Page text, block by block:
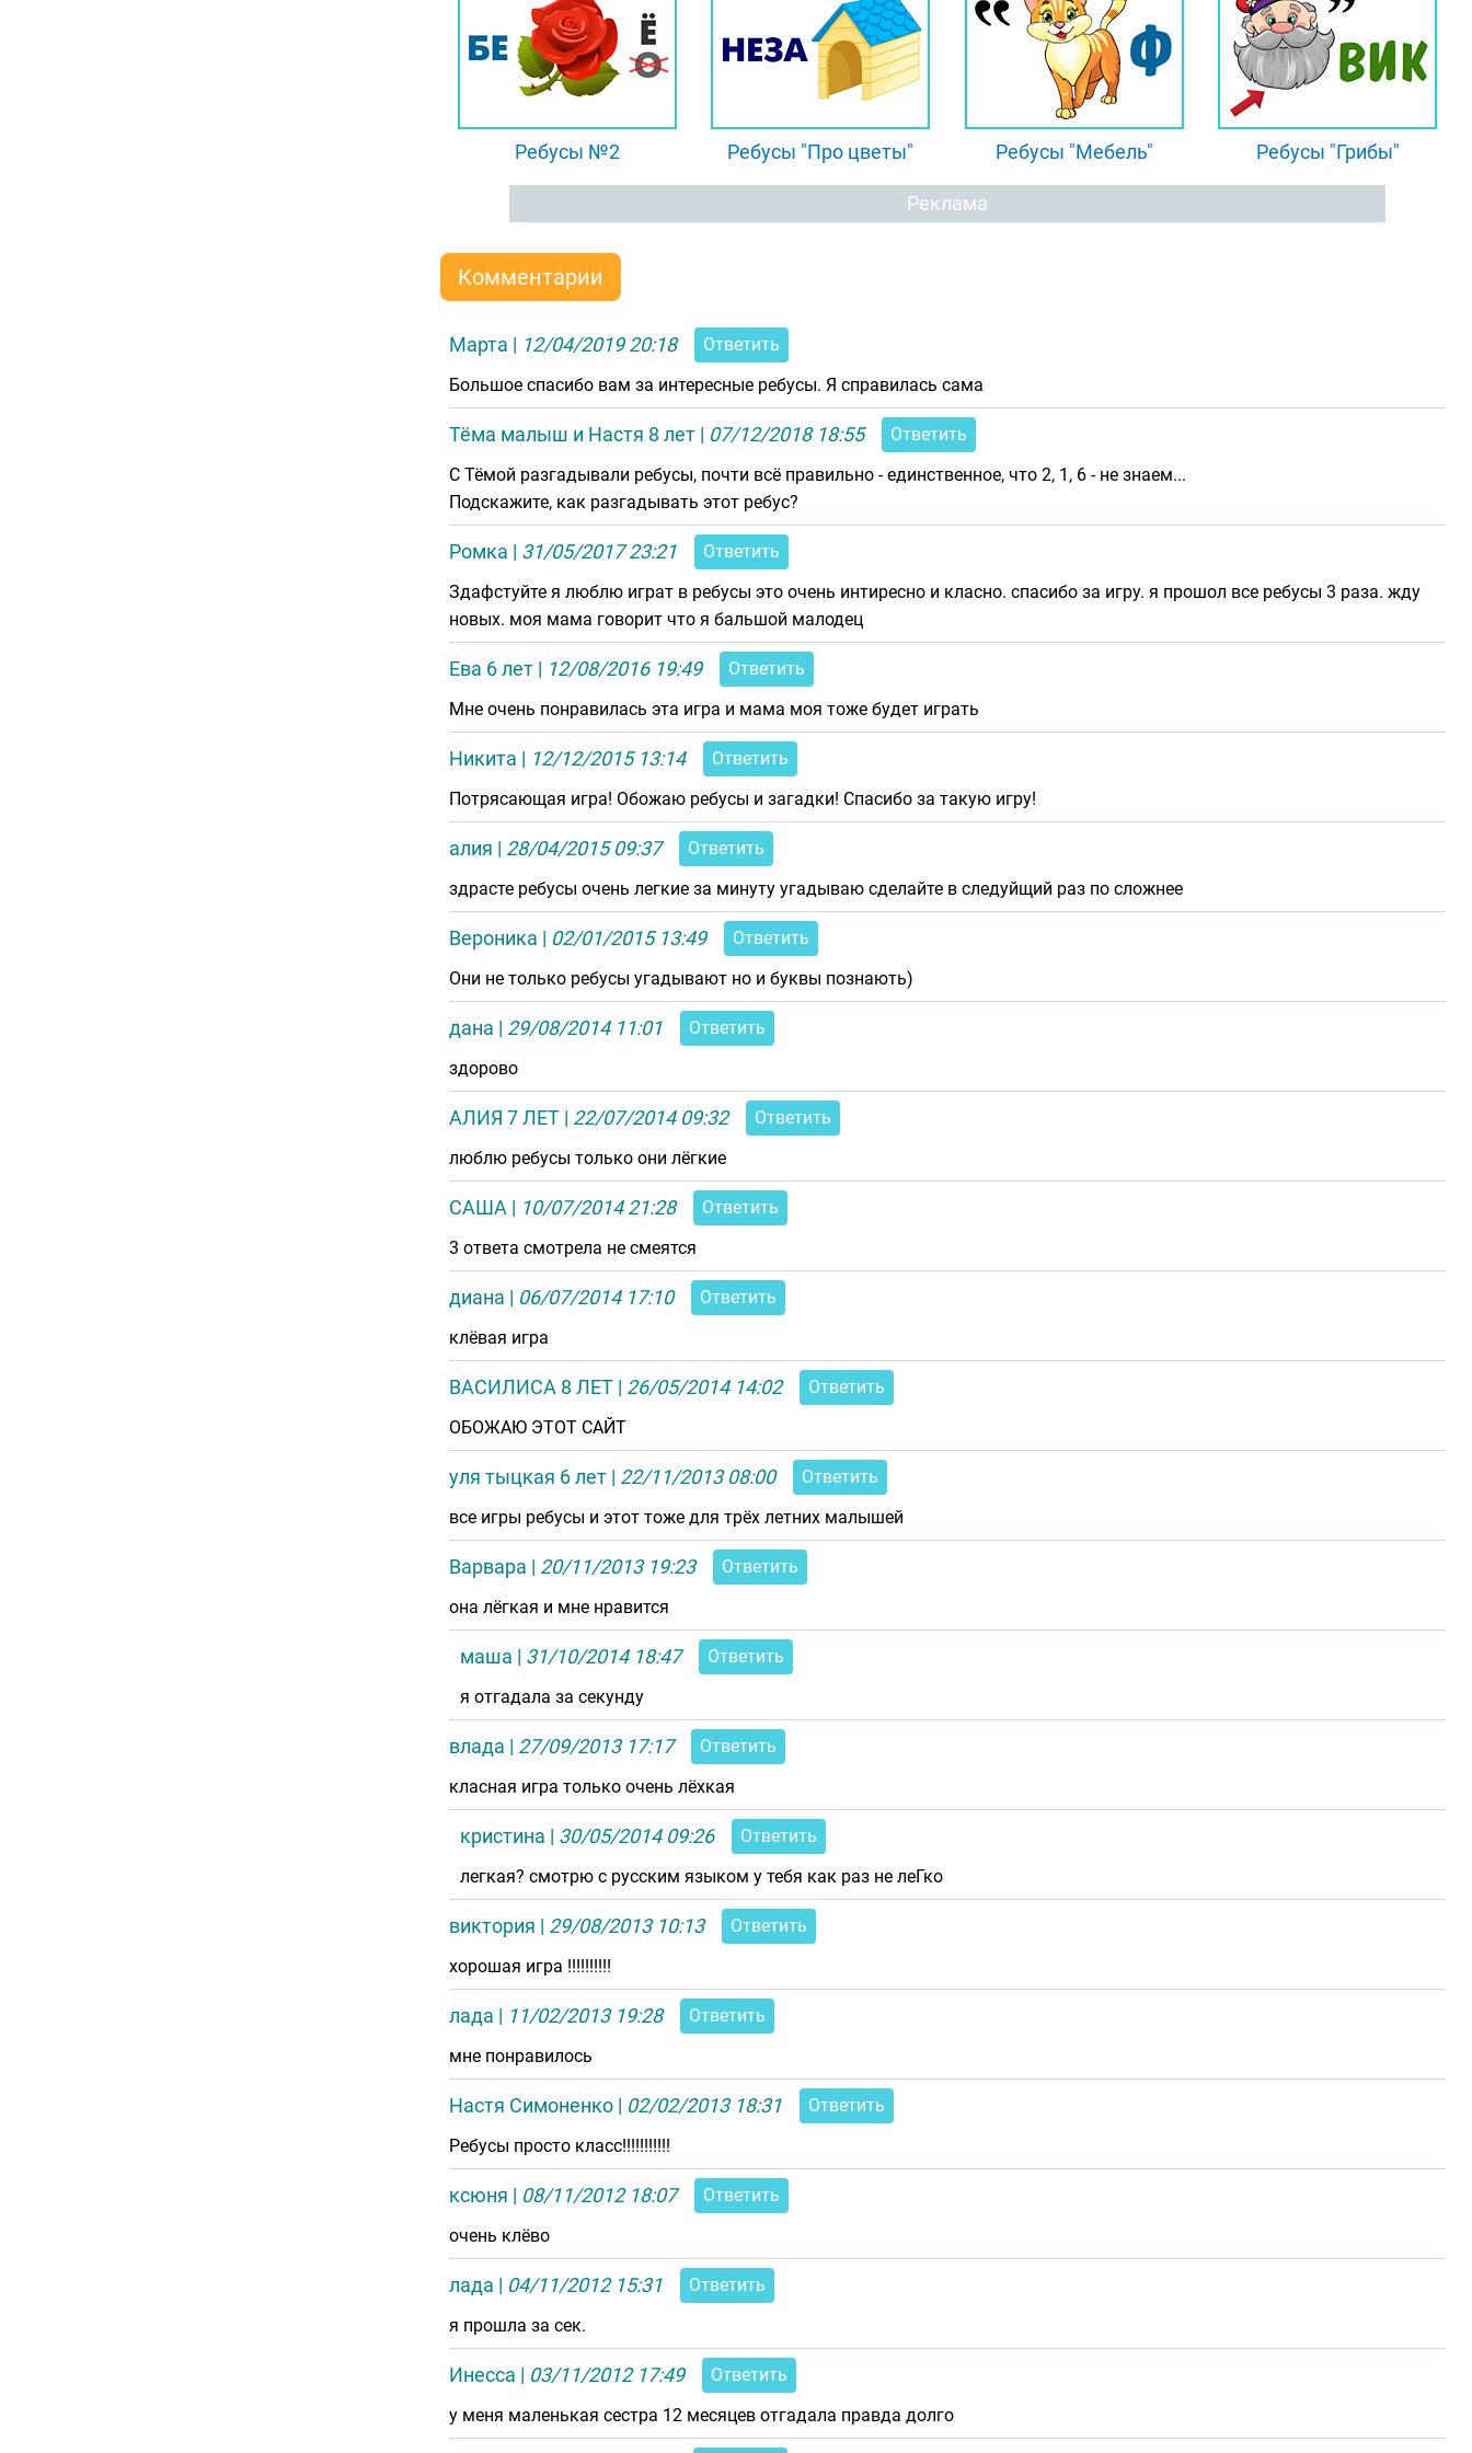
Ребусы №2 Ребусы "Про цветы" Ребусы "Мебель" Ребусы "Грибы"
Реклама
Комментарии
Марта | 12/04/2019 20:18
Ответить
Большое спасибо вам за интересные ребусы. Я справилась сама
Тёма малыш и Настя 8 лет | 07/12/2018 18:55
Ответить
С Тёмой разгадывали ребусы, почти всё правильно - единственное, что 2, 1, 6 - не знаем...
Подскажите, как разгадывать этот ребус?
Ромка | 31/05/2017 23:21
Ответить
Здафстуйте я люблю играт в ребусы это очень интиресно и класно. спасибо за игру. я прошол все ребусы 3 раза. жду
новых. моя мама говорит что я бальшой малодец
Ева 6 лет | 12/08/2016 19:49
Ответить
Мне очень понравилась эта игра и мама моя тоже будет играть
Никита | 12/12/2015 13:14
Ответить
Потрясающая игра! Обожаю ребусы и загадки! Спасибо за такую игру!
алия | 28/04/2015 09:37
Ответить
здрасте ребусы очень легкие за минуту угадываю сделайте в следуйщий раз по сложнее
Вероника | 02/01/2015 13:49
Ответить
Они не только ребусы угадывают но и буквы познають)
дана | 29/08/2014 11:01
Ответить
здорово
АЛИЯ 7 ЛЕТ | 22/07/2014 09:32
Ответить
люблю ребусы только они лёгкие
САША | 10/07/2014 21:28
Ответить
3 ответа смотрела не смеятся
диана | 06/07/2014 17:10
Ответить
клёвая игра
ВАСИЛИСА 8 ЛЕТ | 26/05/2014 14:02
Ответить
ОБОЖАЮ ЭТОТ САЙТ
уля тыцкая 6 лет | 22/11/2013 08:00
Ответить
все игры ребусы и этот тоже для трёх летних малышей
Варвара | 20/11/2013 19:23
Ответить
она лёгкая и мне нравится
маша | 31/10/2014 18:47
Ответить
я отгадала за секунду
влада | 27/09/2013 17:17
Ответить
класная игра только очень лёхкая
кристина | 30/05/2014 09:26
Ответить
легкая? смотрю с русским языком у тебя как раз не леГко
виктория | 29/08/2013 10:13
Ответить
хорошая игра !!!!!!!!!!
лада | 11/02/2013 19:28
Ответить
мне понравилось
Настя Симоненко | 02/02/2013 18:31
Ответить
Ребусы просто класс!!!!!!!!!!!
ксюня | 08/11/2012 18:07
Ответить
очень клёво
лада | 04/11/2012 15:31
Ответить
я прошла за сек.
Инесса | 03/11/2012 17:49
Ответить
у меня маленькая сестра 12 месяцев отгадала правда долго